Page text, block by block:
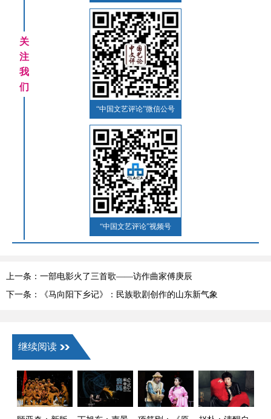
关
注
我
们
“中国文艺评论”微信公号
“中国文艺评论”视频号
上一条：一部电影火了三首歌——访作曲家傅庚辰
下一条：《马向阳下乡记》：民族歌剧创作的山东新气象
继续阅读